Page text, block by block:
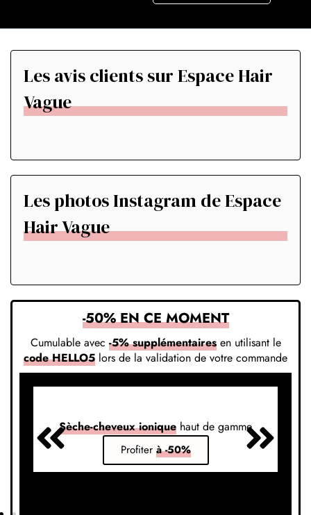
Les avis clients sur Espace Hair
Vague
Les photos Instagram de Espace
Hair Vague
-50% EN CE MOMENT
Cumulable avec -5% supplémentairesen utilisant le
code HELLO5 lors de la validation de votre commande
Sèche-cheveux ionique haut de gamme
Profiter à -50%